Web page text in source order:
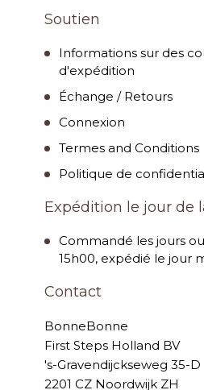
Soutien
Informations sur des
d'expédition
Échange / Retours
Connexion
Termes and Conditions
Politique de
Expédition le jour de
Commandé les jours
15h00, expédié le jour
Contact
BonneBonne
First Steps Holland BV
's-Gravendijckseweg 35-D
2201 CZ Noordwijk ZH